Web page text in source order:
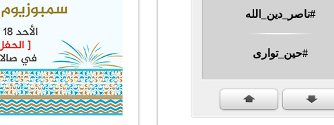
مهرجان الشهيد #ا�...
#سنكمل_الطريق